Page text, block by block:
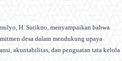
H. Sutikno, menyampaikan bahwa
desa dalam mendukung upaya
akuntabilitas, dan penguatan tata kelola